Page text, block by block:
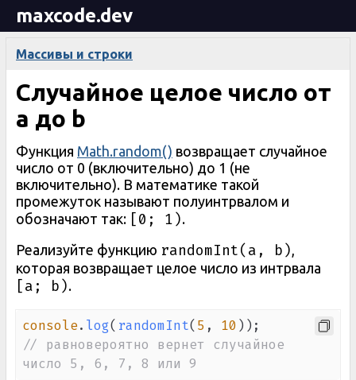
maxcode.dev
Массивы и строки
Случайное целое число от
a до b
Функция Math.random() возвращает случайное
число от 0 (включительно) до 1 (не
включительно). В математике такой
промежуток называют полуинтрвалом и
обозначают так: [0; 1).
Реализуйте функцию randomInt(a, b)
которая возвращает целое число из интрвала
[a; b).
console. log( randomInt(5 , 10) ) ;
// равновероятно вернет случайное
число 5, 6, 7, 8 или 9